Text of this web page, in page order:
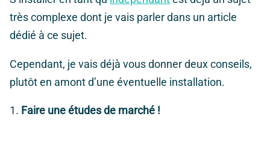
très complexe dont je vais parler dans un article
dédié à ce sujet.
Cependant, je vais déjà vous donner deux conseils,
plutôt en amont d’une éventuelle installation.
Faire une études de marché !